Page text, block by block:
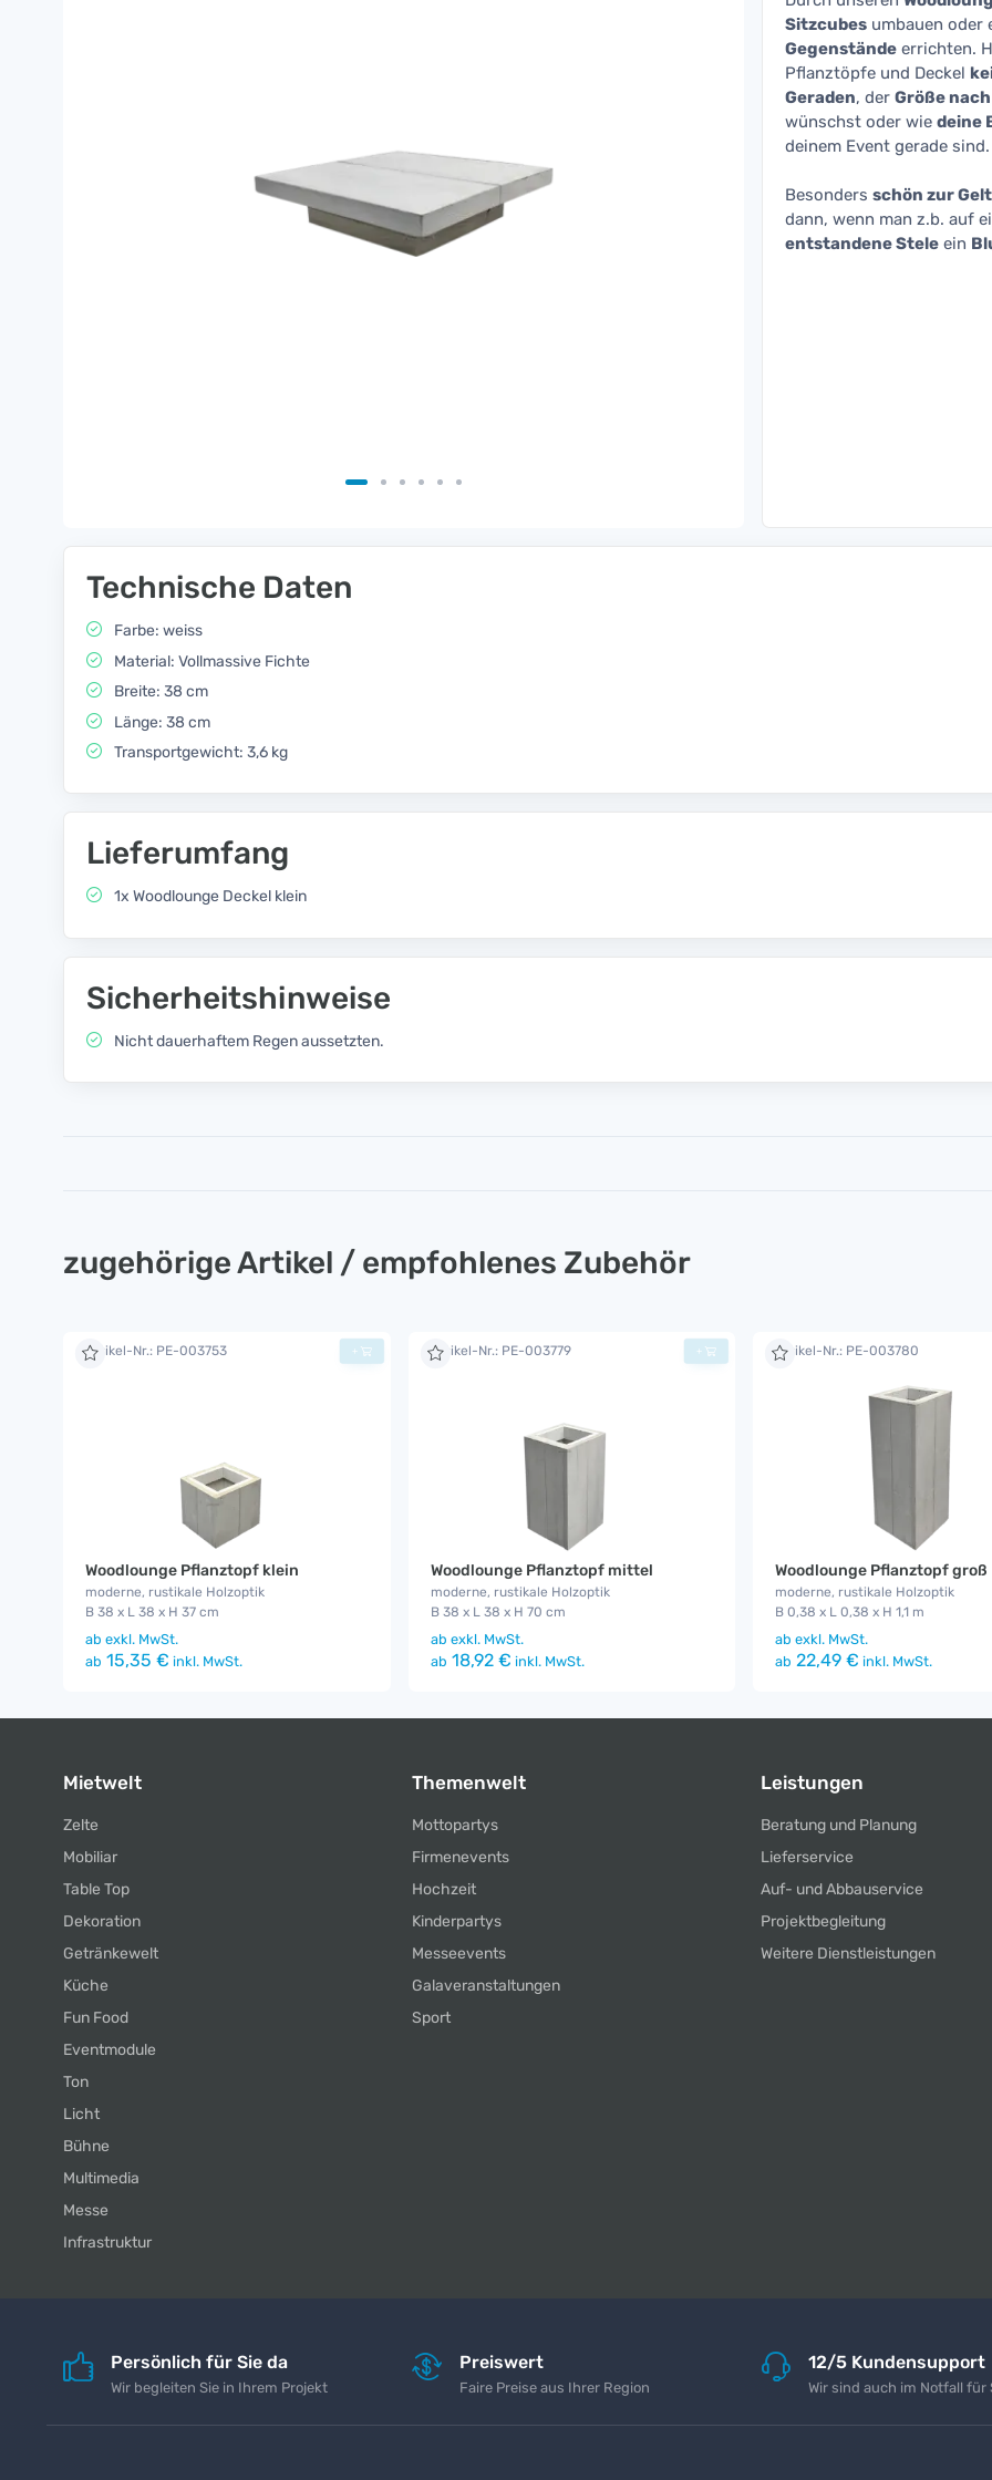
Sitzcubes umbauen oder
Gegenstände errichten.
Pflanztöpfe und Deckel
Geraden, der Größe
wünschst oder wie deine
deinem Event gerade sind.
Besonders schön zur
dann, wenn man z.b. auf
entstandene Stele ein
Technische Daten
Farbe: weiss
Material: Vollmassive Fichte
Breite: 38 cm
Länge: 38 cm
Transportgewicht: 3,6 kg
Lieferumfang
1x Woodlounge Deckel klein
Sicherheitshinweise
Nicht dauerhaftem Regen aussetzten.
zugehörige Artikel / empfohlenes Zubehör
Artikel-Nr.: PE-003753
Woodlounge Pflanztopf klein
moderne, rustikale Holzoptik
B 38 x L 38 x H 37 cm
ab exkl. MwSt.
ab 15,35 € inkl. MwSt.
+ Artikel-Nr.: PE-003779
Woodlounge Pflanztopf mittel
moderne, rustikale Holzoptik
B 38 x L 38 x H 70 cm
ab exkl. MwSt.
ab 18,92 € inkl. MwSt.
+ Artikel-Nr.: PE-003780
Woodlounge Pflanztopf groß
moderne, rustikale Holzoptik
B 0,38 x L 0,38 x H 1,1 m
ab exkl. MwSt.
ab 22,49 € inkl. MwSt.
Mietwelt
Zelte
Mobiliar
Table Top
Dekoration
Getränkewelt
Küche
Fun Food
Eventmodule
Ton
Licht
Bühne
Multimedia
Messe
Infrastruktur
Themenwelt
Mottopartys
Firmenevents
Hochzeit
Kinderpartys
Messeevents
Galaveranstaltungen
Sport
Leistungen
Beratung und Planung
Lieferservice
Auf- und Abbauservice
Projektbegleitung
Weitere Dienstleistungen
Persönlich für Sie da
Wir begleiten Sie in Ihrem Projekt
Preiswert
Faire Preise aus Ihrer Region
12/5 Kundensupport
Wir sind auch im Notfall für